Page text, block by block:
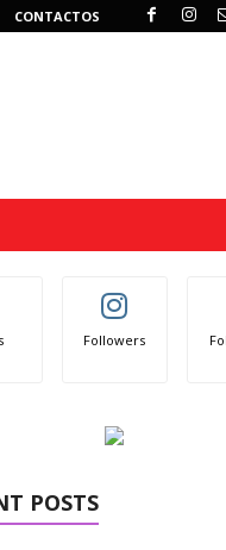
CONTACTOS
Followers
POSTS